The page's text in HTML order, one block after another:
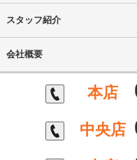
スタッフ紹介
会社概要
本店
中央店